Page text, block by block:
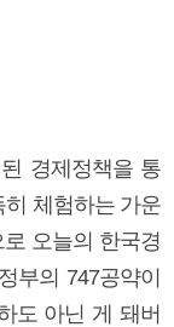
경제정책을 통
체험하는 가운
오늘의 한국경
부의 747공약이
도 아닌 게 돼버